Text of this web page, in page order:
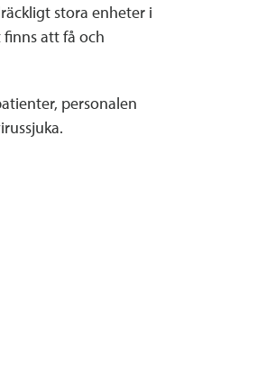
stora enheter i
att få och
personalen